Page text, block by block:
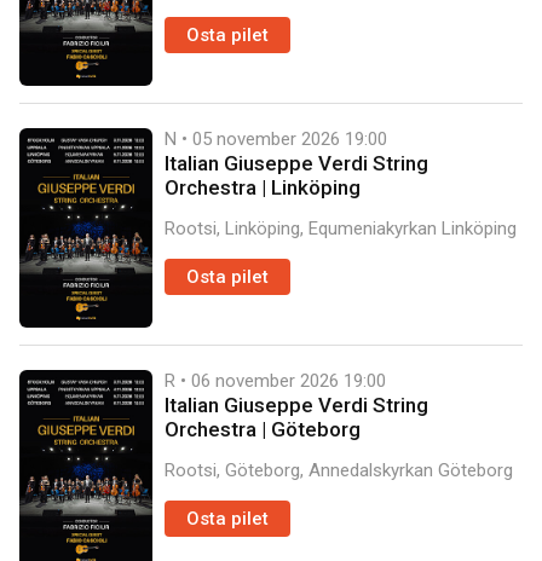
Osta pilet
N • 05 november 2026 19:00
Italian Giuseppe Verdi String
Orchestra | Linköping
Rootsi, Linköping, Equmeniakyrkan Linköping
Osta pilet
R • 06 november 2026 19:00
Italian Giuseppe Verdi String
Orchestra | Göteborg
Rootsi, Göteborg, Annedalskyrkan Göteborg
Osta pilet